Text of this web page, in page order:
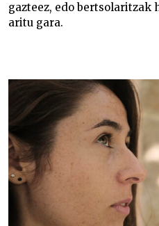
gazteez, edo bertsolaritzak
aritu gara.